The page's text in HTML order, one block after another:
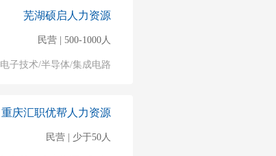
芜湖硕启人力资源
民营 | 500-1000人
电子技术/半导体/集成电路
重庆汇职优帮人力资源
民营 | 少于50人